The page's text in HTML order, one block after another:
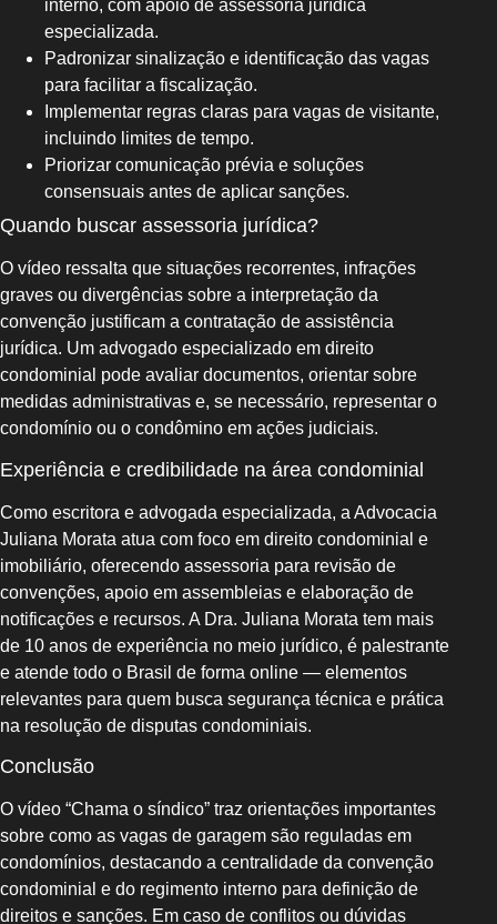
interno, com apoio de assessoria jurídica
especializada.
Padronizar sinalização e identificação das vagas
para facilitar a fiscalização.
Implementar regras claras para vagas de visitante,
incluindo limites de tempo.
Priorizar comunicação prévia e soluções
consensuais antes de aplicar sanções.
Quando buscar assessoria jurídica?
O vídeo ressalta que situações recorrentes, infrações
graves ou divergências sobre a interpretação da
convenção justificam a contratação de assistência
jurídica. Um advogado especializado em direito
condominial pode avaliar documentos, orientar sobre
medidas administrativas e, se necessário, representar o
condomínio ou o condômino em ações judiciais.
Experiência e credibilidade na área condominial
Como escritora e advogada especializada, a Advocacia
Juliana Morata atua com foco em direito condominial e
imobiliário, oferecendo assessoria para revisão de
convenções, apoio em assembleias e elaboração de
notificações e recursos. A Dra. Juliana Morata tem mais
de 10 anos de experiência no meio jurídico, é palestrante
e atende todo o Brasil de forma online — elementos
relevantes para quem busca segurança técnica e prática
na resolução de disputas condominiais.
Conclusão
O vídeo “Chama o síndico” traz orientações importantes
sobre como as vagas de garagem são reguladas em
condomínios, destacando a centralidade da convenção
condominial e do regimento interno para definição de
direitos e sanções. Em caso de conflitos ou dúvidas